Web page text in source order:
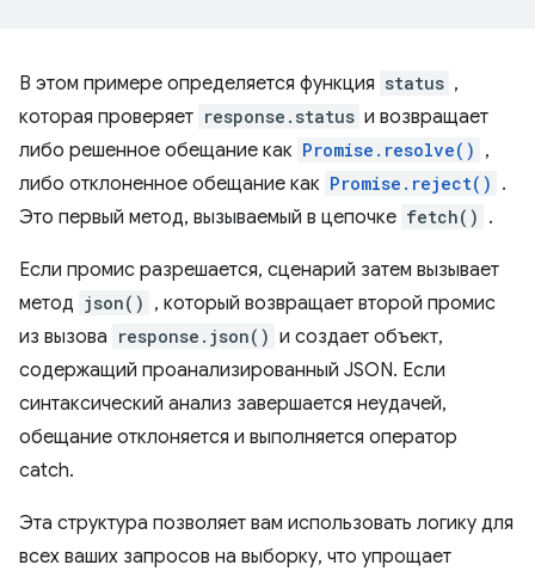
В этом примере определяется функция status ,
которая проверяет response.status и возвращает
либо решенное обещание как Promise.resolve() ,
либо отклоненное обещание как Promise.reject() .
Это первый метод, вызываемый в цепочке fetch() .
Если промис разрешается, сценарий затем вызывает
метод json() , который возвращает второй промис
из вызова response.json() и создает объект,
содержащий проанализированный JSON. Если
синтаксический анализ завершается неудачей,
обещание отклоняется и выполняется оператор
catch.
Эта структура позволяет вам использовать логику для
всех ваших запросов на выборку, что упрощает